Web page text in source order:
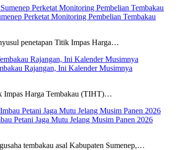
Perketat Monitoring Pembelian Tembakau
penetapan Titik Impas Harga…
Rajangan, Ini Kalender Musimnya
Harga Tembakau (TIHT)…
Petani Jaga Mutu Jelang Musim Panen 2026
tembakau asal Kabupaten Sumenep,…